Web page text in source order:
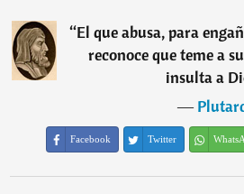
“El que abusa, para
reconoce que teme a
insulta a
―
Facebook Twitter